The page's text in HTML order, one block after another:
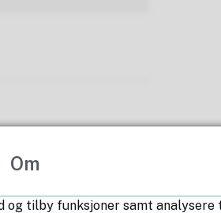
Om
og tilby funksjoner samt analysere